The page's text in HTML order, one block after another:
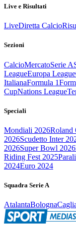
Live e Risultati
LiveDiretta Calcio
Sezioni
CalcioMercatoSerie A
LeagueEuropa League
ItalianaFormula 1
CupNations League
Speciali
Mondiali 2026Roland
2026Scudetto Inter
2026Super Bowl 2026
Riding Fest 2025
2024Euro 2024
Squadra Serie A
AtalantaBologna